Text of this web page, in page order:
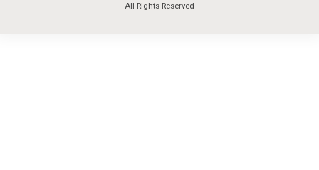
All Rights Reserved